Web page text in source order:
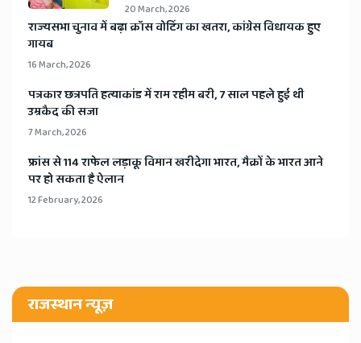
20 March, 2026
​राज्यसभा चुनाव में बढ़ा क्रॉस वोटिंग का खतरा, कांग्रेस विधायक हुए
गायब
16 March, 2026
​पत्रकार छत्रपति हत्याकांड में राम रहीम बरी, 7 साल पहले हुई थी
उम्रकैद की सजा
7 March, 2026
​फ्रांस से 114 राफेल लड़ाकू विमान खरीदेगा भारत, मैक्रों के भारत आने
पर हो सकता है ऐलान
12 February, 2026
राजस्थान न्यूज़